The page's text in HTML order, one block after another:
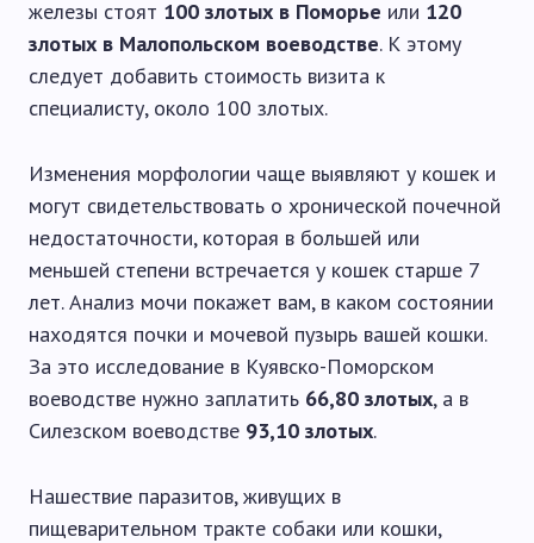
железы стоят 100 злотых в Поморье или 120
злотых в Малопольском воеводстве. К этому
следует добавить стоимость визита к
специалисту, около 100 злотых.
Изменения морфологии чаще выявляют у кошек и
могут свидетельствовать о хронической почечной
недостаточности, которая в большей или
меньшей степени встречается у кошек старше 7
лет. Анализ мочи покажет вам, в каком состоянии
находятся почки и мочевой пузырь вашей кошки.
За это исследование в Куявско-Поморском
воеводстве нужно заплатить 66,80 злотых, а в
Силезском воеводстве 93,10 злотых.
Нашествие паразитов, живущих в
пищеварительном тракте собаки или кошки,